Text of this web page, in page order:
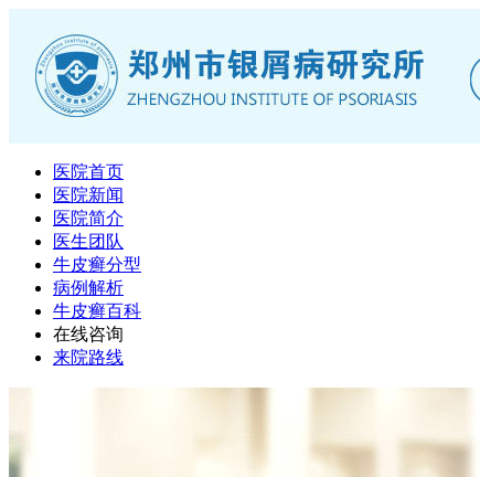
医院首页
医院新闻
医院简介
医生团队
牛皮癣分型
病例解析
牛皮癣百科
在线咨询
来院路线